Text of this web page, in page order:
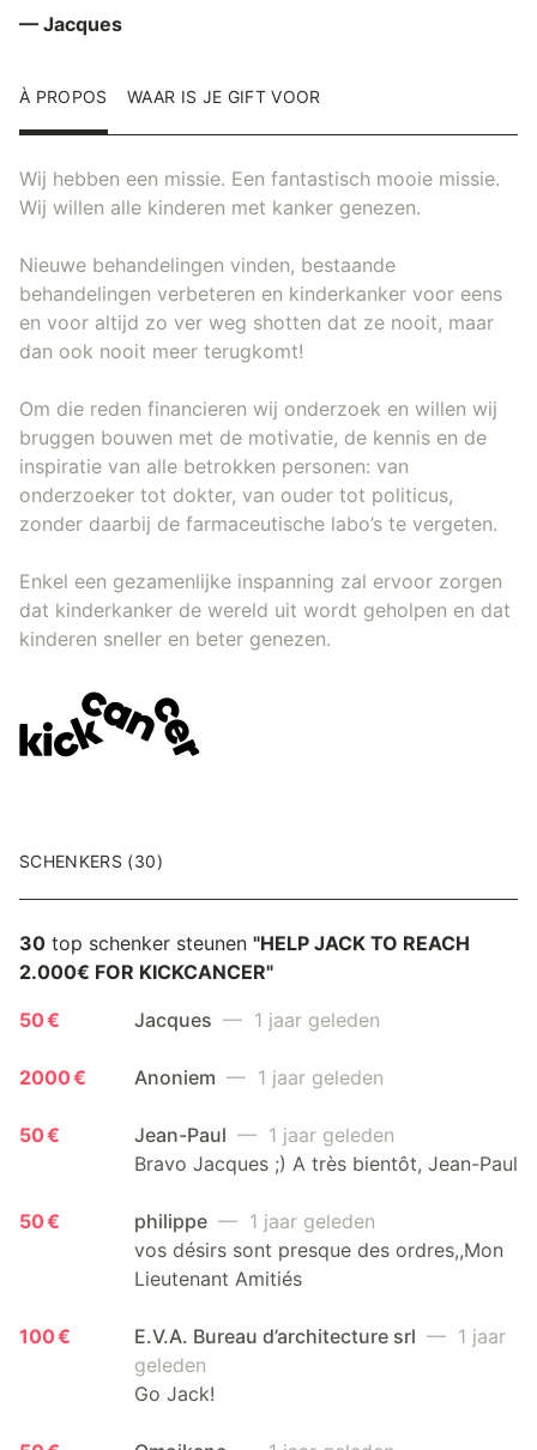
— Jacques
À PROPOS WAAR IS JE GIFT VOOR
Wij hebben een missie. Een fantastisch mooie missie.
Wij willen alle kinderen met kanker genezen.
Nieuwe behandelingen vinden, bestaande
behandelingen verbeteren en kinderkanker voor eens
en voor altijd zo ver weg shotten dat ze nooit, maar
dan ook nooit meer terugkomt!
Om die reden financieren wij onderzoek en willen wij
bruggen bouwen met de motivatie, de kennis en de
inspiratie van alle betrokken personen: van
onderzoeker tot dokter, van ouder tot politicus,
zonder daarbij de farmaceutische labo’s te vergeten.
Enkel een gezamenlijke inspanning zal ervoor zorgen
dat kinderkanker de wereld uit wordt geholpen en dat
kinderen sneller en beter genezen.
SCHENKERS (30)
30 top schenker steunen "HELP JACK TO REACH
2.000€ FOR KICKCANCER"
50 €
Jacques — 1 jaar geleden
2000 € Anoniem — 1 jaar geleden
50 € Jean-Paul — 1 jaar geleden
Bravo Jacques ;) A très bientôt, Jean-Paul
50 € philippe — 1 jaar geleden
vos désirs sont presque des ordres,,Mon
Lieutenant Amitiés
100 € E.V.A. Bureau d’architecture srl — 1 jaar
geleden
Go Jack!